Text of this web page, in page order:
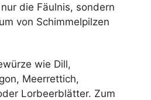
die Fäulnis, sondern
von Schimmelpilzen
wie Dill,
Meerrettich,
Lorbeerblätter. Zum